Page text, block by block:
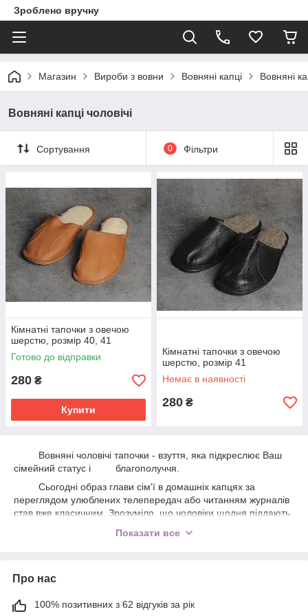
Зроблено вручну
Магазин Вироби з вовни Вовняні капці Вовняні
Вовняні капці чоловічі
Сортування 0 Фільтри
Кімнатні тапочки з овечою
шерстю, розмір 40, 41
Готово до відправки
280 ₴
Купити
Кімнатні тапочки з овечою
шерстю, розмір 41
Немає в наявності
280 ₴
Вовняні чоловічі тапочки - взуття, яка підкреслює Ваш
сімейний статус і благополуччя.
Сьогодні образ глави сім'ї в домашніх капцях за
переглядом улюблених телепередач або читанням журналів
став вже класичним. Зрозуміло, що чоловіки щодня піддають
часто виконують важкі роботи, тому приходячи додому
Інтернет-магазин Handwork.Studio пропонує Вам купити
які спеціально створені для забезпечення максимального
Показати все
Про нас
100% позитивних з 62 відгуків за рік